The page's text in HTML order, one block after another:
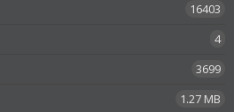
16403
4
3699
1.27 MB